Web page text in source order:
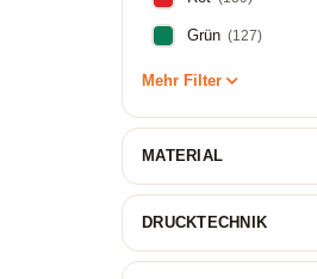
Grün (127)
Mehr Filter
MATERIAL
DRUCKTECHNIK